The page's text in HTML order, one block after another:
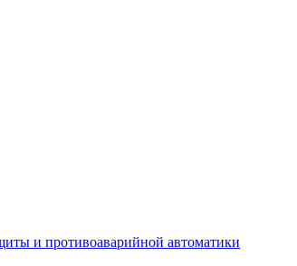
и противоаварийной автоматики